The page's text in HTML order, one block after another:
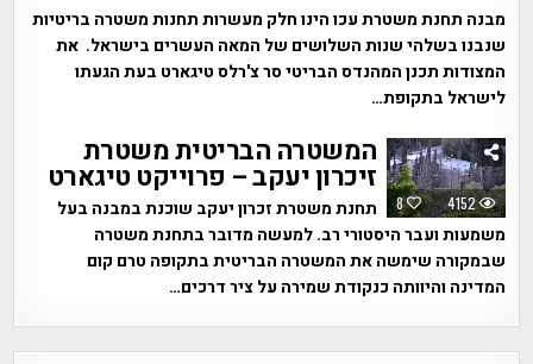
מבנה תחנת משטרת עכו הינו חלק מעשרות תחנות משטרה בריטיות
שנבנו בשלהי שנות השלושים של המאה העשרים בישראל. את
המצודות תכנן המהנדס הבריטי סר צ'רלס טיגארט בעת הגעתו
לישראל בתקופת…
8 4152
המשטרה הבריטית משטרת
זיכרון יעקב – פרוייקט טיגארט
תחנת משטרת זכרון יעקב שוכנת במבנה בעל
משמעות ועבר היסטורי רב. למעשה מדובר בתחנת משטרה
שבמקורה שימשה את המשטרה הבריטית בתקופה טרם קום
המדינה והיוותה כנקודת שמירה על ציר דרכים…